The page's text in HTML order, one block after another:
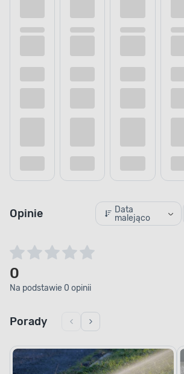
RECEPTURA BEZ CUKRU
dla zdrowia zwierząt, dlatego w
produktu wykluczono ten słodzik.
masz pewność, że podajesz
czworonogowi smaczny, zdrowy i
Opinie
Data
malejąco
0
Na podstawie 0 opinii
Porady